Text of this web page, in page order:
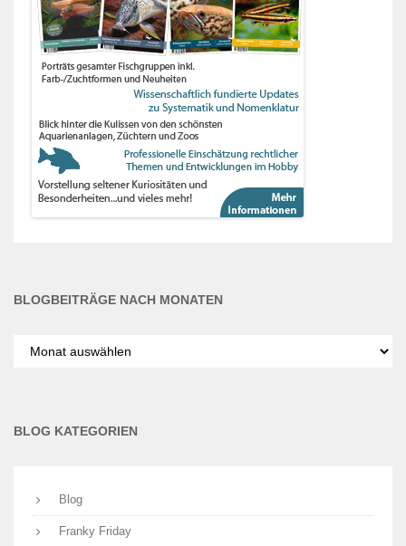
BLOGBEITRÄGE NACH MONATEN
nach
BLOG KATEGORIEN
Blog
Franky Friday